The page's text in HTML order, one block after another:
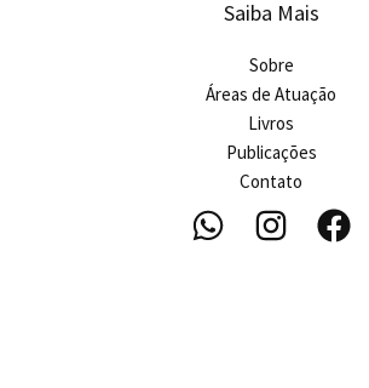
Saiba Mais
Sobre
Áreas de Atuação
Livros
Publicações
Contato